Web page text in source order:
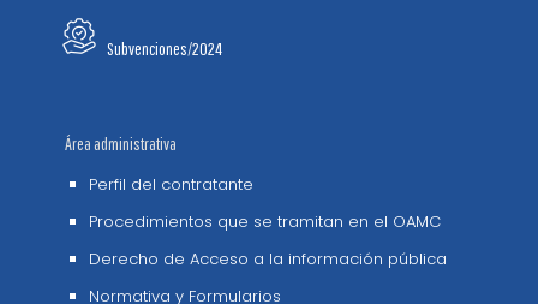
Subvenciones/2024
Área administrativa
Perfil del contratante
Procedimientos que se tramitan en el OAMC
Derecho de Acceso a la información pública
Normativa y Formularios